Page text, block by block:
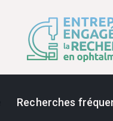
Recherches